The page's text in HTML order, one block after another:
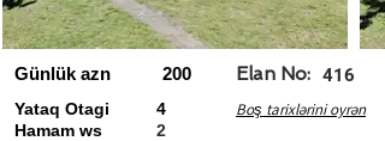
Günlük azn
Yataq Otagi
Hamam ws
200
4
Elan No: 416
Boş tarixlərini oyrən
2